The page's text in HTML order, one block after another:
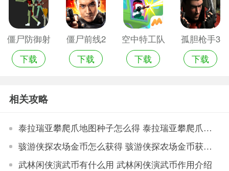
石版
僵尸防御射
击中文版无
下载
僵尸前线2
中文版无限
下载
空中特工队
游戏无限金
下载
孤胆枪手3
中文版破解
下载
相关攻略
泰拉瑞亚攀爬爪地图种子怎么得 泰拉瑞亚攀爬爪地图种子推荐
骇游侠探农场金币怎么获得 骇游侠探农场金币获取方法游戏攻略
武林闲侠演武币有什么用 武林闲侠演武币作用介绍